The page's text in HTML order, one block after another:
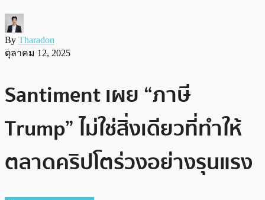
By Tharadon
ตุลาคม 12, 2025
Santiment เผย “ภาษี
Trump” ไม่ใช่สิ่งเดียวที่ทำให้
ตลาดคริปโตร่วงอย่างรุนแรง